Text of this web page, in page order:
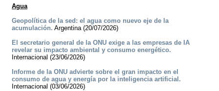
Agua
Geopolítica de la sed: el agua como nuevo eje de la
acumulación. Argentina (20/07/2026)
El secretario general de la ONU exige a las empresas de IA
revelar su impacto ambiental y consumo energético.
Internacional (23/06/2026)
Informe de la ONU advierte sobre el gran impacto en el
consumo de agua y energía por la inteligencia artificial.
Internacional (03/06/2026)